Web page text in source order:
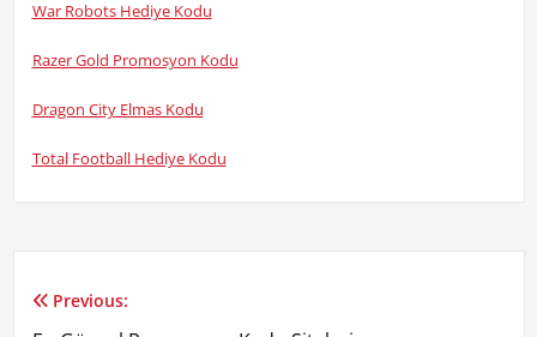
War Robots Hediye Kodu
Razer Gold Promosyon Kodu
Dragon City Elmas Kodu
Total Football Hediye Kodu
Yazı
Previous: